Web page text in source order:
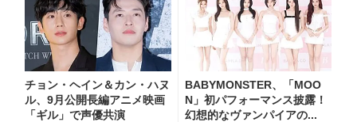
チョン・ヘイン＆カン・ハヌ
ル、9月公開長編アニメ映画
「ギル」で声優共演
BABYMONSTER、「MOO
N」初パフォーマンス披露！
幻想的なヴァンパイアの...